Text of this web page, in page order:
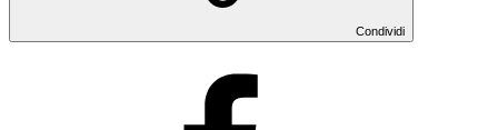
Condividi